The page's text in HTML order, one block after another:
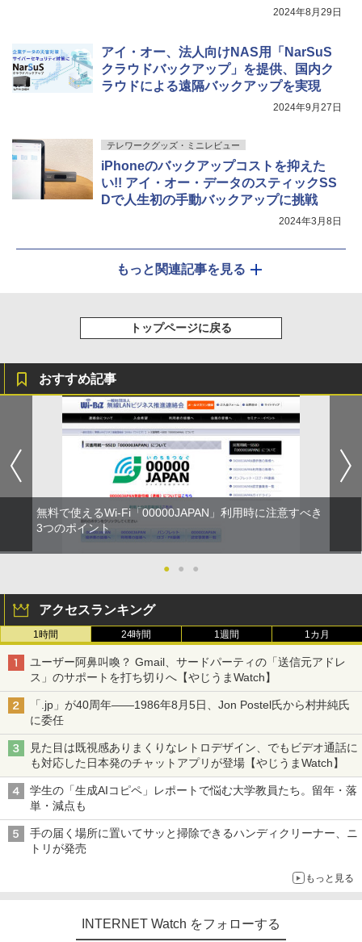
2024年8月29日
アイ・オー、法人向けNAS用「NarSuS
クラウドバックアップ」を提供、国内ク
ラウドによる遠隔バックアップを実現
2024年9月27日
テレワークグッズ・ミニレビュー
iPhoneのバックアップコストを抑えた
い!! アイ・オー・データのスティックSS
Dで人生初の手動バックアップに挑戦
2024年3月8日
もっと関連記事を見る
トップページに戻る
おすすめ記事
無料で使えるWi-Fi「00000JAPAN」利用時に注意すべき
3つのポイント
● ● ●
アクセスランキング
1時間 24時間 1週間 1カ月
ユーザー阿鼻叫喚？ Gmail、サードパーティの「送信元アドレ
ス」のサポートを打ち切りへ【やじうまWatch】
「.jp」が40周年――1986年8月5日、Jon Postel氏から村井純氏
に委任
見た目は既視感ありまくりなレトロデザイン、でもビデオ通話に
も対応した日本発のチャットアプリが登場【やじうまWatch】
学生の「生成AIコピペ」レポートで悩む大学教員たち。留年・落
単・減点も
手の届く場所に置いてサッと掃除できるハンディクリーナー、ニ
トリが発売
もっと見る
INTERNET Watch をフォローする